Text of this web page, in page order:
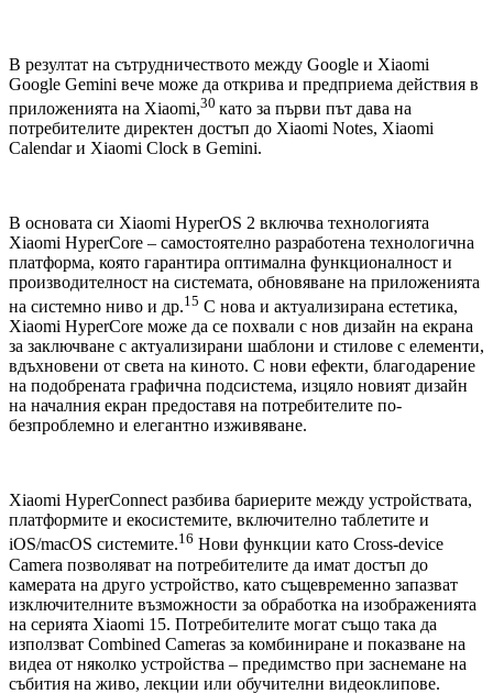
В резултат на сътрудничеството между Google и Xiaomi
Google Gemini вече може да открива и предприема действия в
приложенията на Xiaomi,30 като за първи път дава на
потребителите директен достъп до Xiaomi Notes, Xiaomi
Calendar и Xiaomi Clock в Gemini.
В основата си Xiaomi HyperOS 2 включва технологията
Xiaomi HyperCore – самостоятелно разработена технологична
платформа, която гарантира оптимална функционалност и
производителност на системата, обновяване на приложенията
на системно ниво и др.15 С нова и актуализирана естетика,
Xiaomi HyperCore може да се похвали с нов дизайн на екрана
за заключване с актуализирани шаблони и стилове с елементи,
вдъхновени от света на киното. С нови ефекти, благодарение
на подобрената графична подсистема, изцяло новият дизайн
на началния екран предоставя на потребителите по-
безпроблемно и елегантно изживяване.
Xiaomi HyperConnect разбива бариерите между устройствата,
платформите и екосистемите, включително таблетите и
iOS/macOS системите.16 Нови функции като Cross-device
Camera позволяват на потребителите да имат достъп до
камерата на друго устройство, като същевременно запазват
изключителните възможности за обработка на изображенията
на серията Xiaomi 15. Потребителите могат също така да
използват Combined Cameras за комбиниране и показване на
видеа от няколко устройства – предимство при заснемане на
събития на живо, лекции или обучителни видеоклипове.